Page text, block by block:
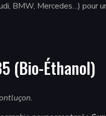
BMW, Mercedes…) pour
(Bio-Éthanol)